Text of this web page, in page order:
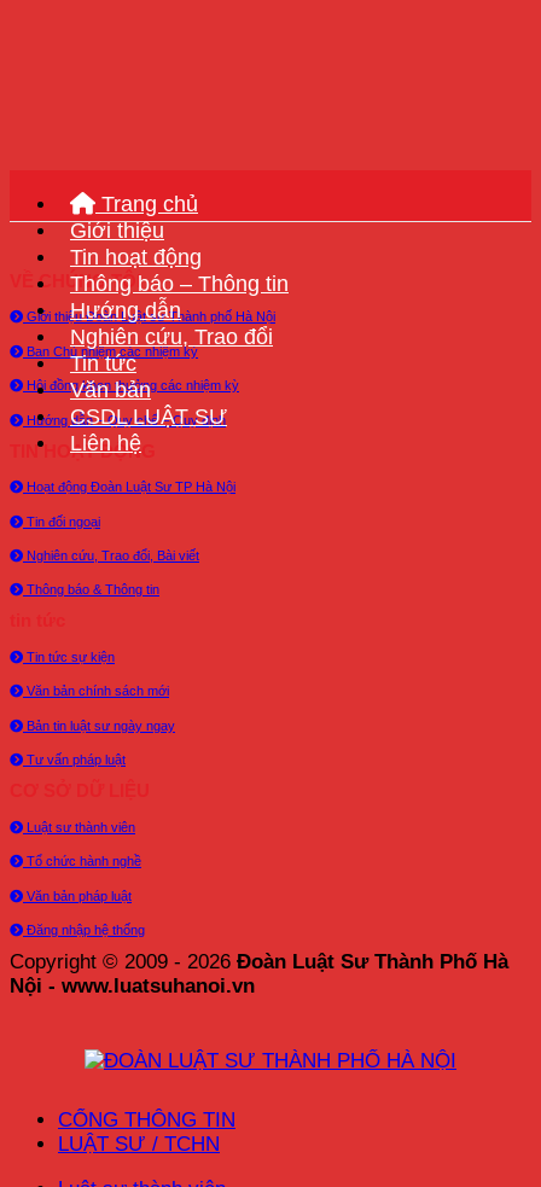
Trang chủ
Giới thiệu
Tin hoạt động
Thông báo – Thông tin
Hướng dẫn
Nghiên cứu, Trao đổi
Tin tức
Văn bản
CSDL LUẬT SƯ
Liên hệ
VỀ CHÚNG TÔI
Giới thiệu Đoàn Luật sư Thành phố Hà Nội
Ban Chủ nhiệm các nhiệm kỳ
Hội đồng khen thưởng các nhiệm kỳ
Hướng dẫn – Quy chế – Quy định
TIN HOẠT ĐỘNG
Hoạt động Đoàn Luật Sư TP Hà Nội
Tin đối ngoại
Nghiên cứu, Trao đổi, Bài viết
Thông báo & Thông tin
Tin tức sự kiện
Văn bản chính sách mới
Bản tin luật sư ngày ngay
Tư vấn pháp luật
Luật sư thành viên
Tổ chức hành nghề
Văn bản pháp luật
Đăng nhập hệ thống
Copyright © 2009 - 2026 Đoàn Luật Sư Thành Phố Hà
Nội - www.luatsuhanoi.vn
CỔNG THÔNG TIN
LUẬT SƯ / TCHN